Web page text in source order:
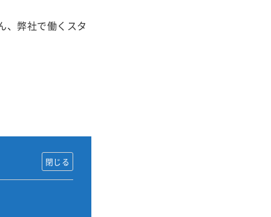
、弊社で働くスタ